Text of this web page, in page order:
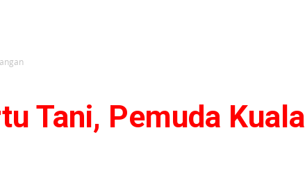
Tani, Pemuda Kuala